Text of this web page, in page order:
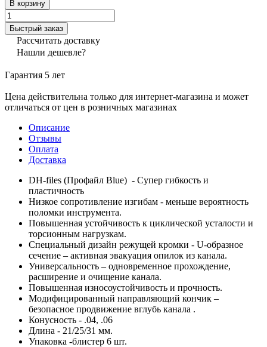
В корзину
Быстрый заказ
Рассчитать доставку
Нашли дешевле?
Гарантия 5 лет
Цена действительна только для интернет-магазина и может
отличаться от цен в розничных магазинах
Описание
Отзывы
Оплата
Доставка
DH-files (Профайл Blue) - Супер гибкость и
пластичность
Низкое сопротивление изгибам - меньше вероятность
поломки инструмента.
Повышенная устойчивость к циклической усталости и
торсионным нагрузкам.
Специальный дизайн режущей кромки - U-образное
сечение – активная эвакуация опилок из канала.
Универсальность – одновременное прохождение,
расширение и очищение канала.
Повышенная износоустойчивость и прочность.
Модифицированный направляющий кончик –
безопасное продвижение вглубь канала .
Конусность - .04, .06
Длина - 21/25/31 мм.
Упаковка -блистер 6 шт.